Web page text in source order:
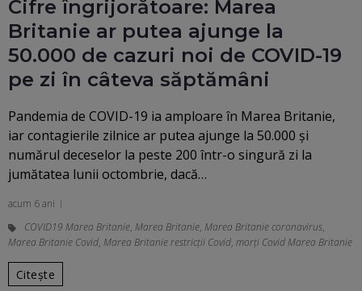
Cifre îngrijorătoare: Marea
Britanie ar putea ajunge la
50.000 de cazuri noi de COVID-19
pe zi în câteva săptămâni
Pandemia de COVID-19 ia amploare în Marea Britanie,
iar contagierile zilnice ar putea ajunge la 50.000 şi
numărul deceselor la peste 200 într-o singură zi la
jumătatea lunii octombrie, dacă…
acum 6 ani
COVID19 Marea Britanie, Marea Britanie, Marea Britanie coronavirus,
Marea Britanie Covid, Marea Britanie restricții Covid, morți Covid Marea Britanie
Citește